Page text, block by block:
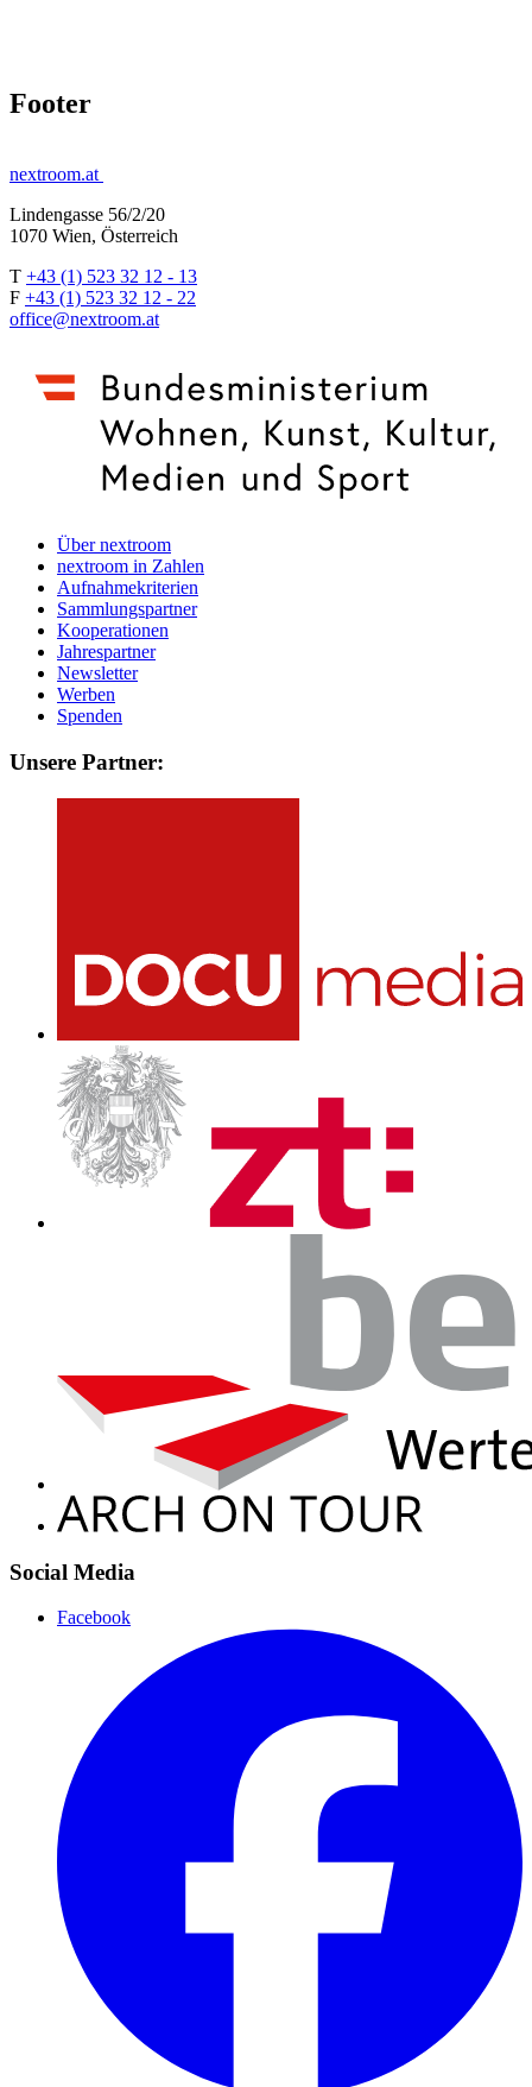
Footer
nextroom.at
Lindengasse 56/2/20
1070 Wien, Österreich
T +43 (1) 523 32 12 - 13
F +43 (1) 523 32 12 - 22
office@nextroom.at
Über nextroom
nextroom in Zahlen
Aufnahmekriterien
Sammlungspartner
Kooperationen
Jahrespartner
Newsletter
Werben
Spenden
Unsere Partner:
Social Media
Facebook